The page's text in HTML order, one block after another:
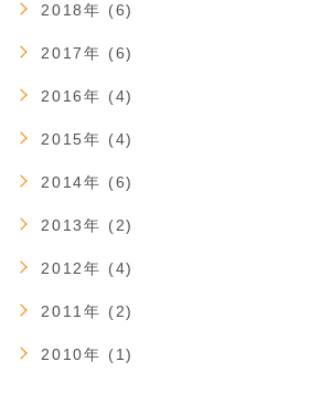
2018年 (6)
2017年 (6)
2016年 (4)
2015年 (4)
2014年 (6)
2013年 (2)
2012年 (4)
2011年 (2)
2010年 (1)